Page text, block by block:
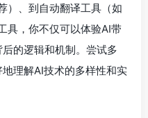
）、到自动翻译工具（如
具，你不仅可以体验AI带
的逻辑和机制。尝试多
理解AI技术的多样性和实